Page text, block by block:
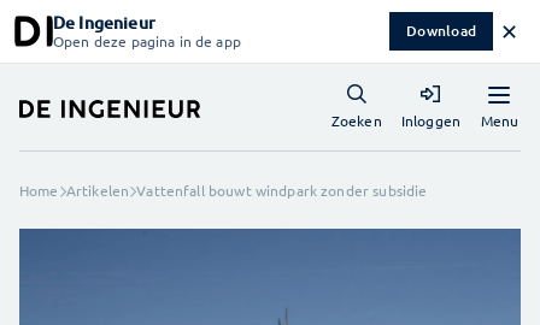
De Ingenieur
Open deze pagina in de app Download ✕
Menu
Zoeken Inloggen
Home Artikelen Vattenfall bouwt windpark zonder subsidie